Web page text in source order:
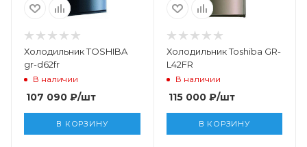
Холодильник TOSHIBA
gr-d62fr
В наличии
107 090 ₽/шт
В КОРЗИНУ
Холодильник Toshiba GR-
L42FR
В наличии
115 000₽/шт
В КОРЗИНУ